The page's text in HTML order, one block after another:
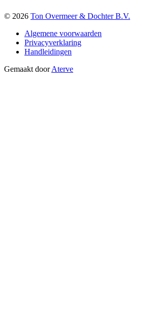
© 2026 Ton Overmeer & Dochter B.V.
Algemene voorwaarden
Privacyverklaring
Handleidingen
Gemaakt doorAterve